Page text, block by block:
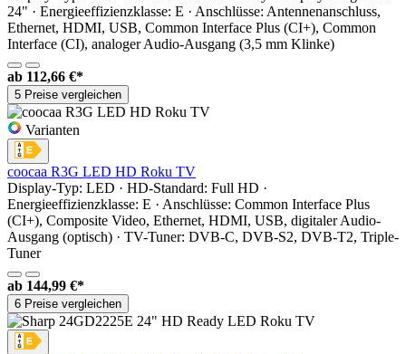
24" · Energieeffizienzklasse: E · Anschlüsse: Antennenanschluss,
Ethernet, HDMI, USB, Common Interface Plus (CI+), Common
Interface (CI), analoger Audio-Ausgang (3,5 mm Klinke)
ab 112,66 €*
5 Preise vergleichen
Varianten
coocaa R3G LED HD Roku TV
Display-Typ: LED · HD-Standard: Full HD ·
Energieeffizienzklasse: E · Anschlüsse: Common Interface Plus
(CI+), Composite Video, Ethernet, HDMI, USB, digitaler Audio-
Ausgang (optisch) · TV-Tuner: DVB-C, DVB-S2, DVB-T2, Triple-
Tuner
ab 144,99 €*
6 Preise vergleichen